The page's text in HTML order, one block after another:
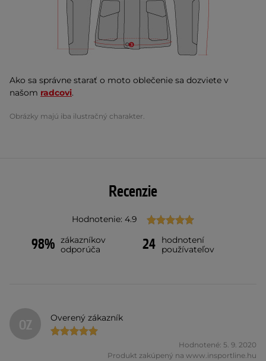
Ako sa správne starať o moto oblečenie sa dozviete v
našom radcovi.
Obrázky majú iba ilustračný charakter.
Recenzie
Hodnotenie: 4.9
98% zákazníkov
odporúča
24
hodnotení
používateľov
OZ Overený zákazník
Hodnotené: 5. 9. 2020
Produkt zakúpený na www.insportline.hu